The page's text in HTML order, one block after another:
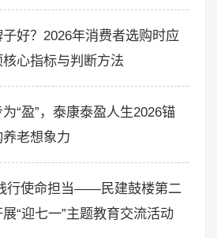
好？2026年消费者选购时应
心指标与判断方法
“盈”，泰康泰盈人生2026锚
老想象力
行使命担当——民建鼓楼第二
“迎七一”主题教育交流活动